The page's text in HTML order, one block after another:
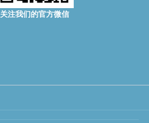
关注我们的官方微信